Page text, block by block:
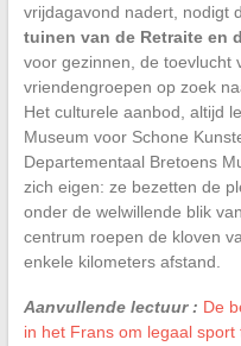
vrijdagavond nadert, nodigt
tuinen van de Retraite en
voor gezinnen, de toevlucht
vriendengroepen op zoek
Het culturele aanbod, altijd
Museum voor Schone
Departementaal Bretoens
zich eigen: ze bezetten de
onder de welwillende blik
centrum roepen de kloven
enkele kilometers afstand.
Aanvullende lectuur : De
in het Frans om legaal sport